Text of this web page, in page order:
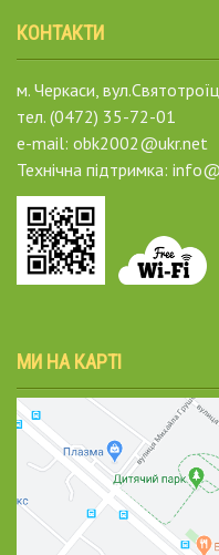
КОНТАКТИ
м. Черкаси,
тел. (0472) 35-72-01
e-mail: obk2002@ukr.net
Технічна підтримка:
МИ НА КАРТІ